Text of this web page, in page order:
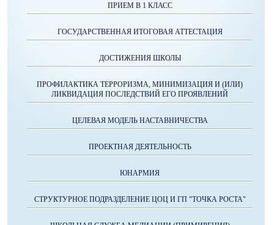
ПРИЕМ В 1 КЛАСС
ГОСУДАРСТВЕННАЯ ИТОГОВАЯ АТТЕСТАЦИЯ
ДОСТИЖЕНИЯ ШКОЛЫ
ПРОФИЛАКТИКА ТЕРРОРИЗМА, МИНИМИЗАЦИЯ И (ИЛИ)
ЛИКВИДАЦИЯ ПОСЛЕДСТВИЙ ЕГО ПРОЯВЛЕНИЙ
ЦЕЛЕВАЯ МОДЕЛЬ НАСТАВНИЧЕСТВА
ПРОЕКТНАЯ ДЕЯТЕЛЬНОСТЬ
ЮНАРМИЯ
СТРУКТУРНОЕ ПОДРАЗДЕЛЕНИЕ ЦОЦ И ГП "ТОЧКА РОСТА"